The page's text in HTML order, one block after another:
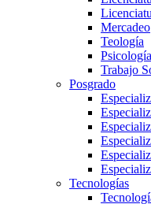
Mercadeo
Teología
Psicología
Trabajo
Posgrado
Tecnologías